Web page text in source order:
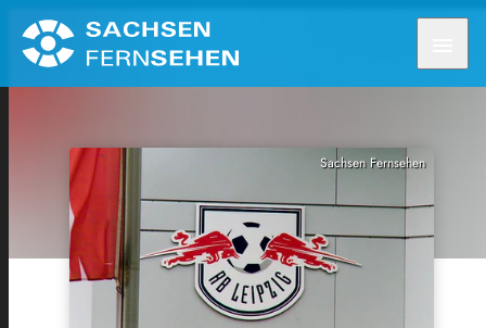
Sachsen Fernsehen